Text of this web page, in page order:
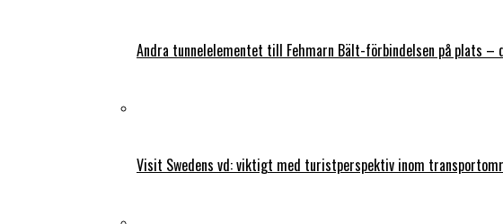
Andra tunnelelementet till Fehmarn Bält-förbindelsen på plats –
Visit Swedens vd: viktigt med turistperspektiv inom